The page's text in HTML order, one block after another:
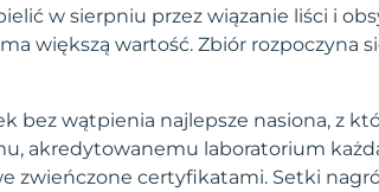
w sierpniu przez wiązanie liści i
większą wartość. Zbiór rozpoczyna
bez wątpienia najlepsze nasiona, z
akredytowanemu laboratorium
zwieńczone certyfikatami. Setki